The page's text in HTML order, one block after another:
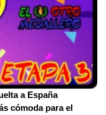
a España
cómoda para el